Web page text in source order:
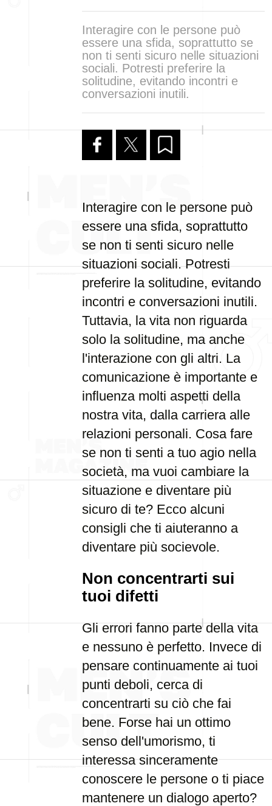
Interagire con le persone può
essere una sfida, soprattutto se
non ti senti sicuro nelle situazioni
sociali. Potresti preferire la
solitudine, evitando incontri e
conversazioni inutili.
Interagire con le persone può
essere una sfida, soprattutto
se non ti senti sicuro nelle
situazioni sociali. Potresti
preferire la solitudine, evitando
incontri e conversazioni inutili.
Tuttavia, la vita non riguarda
solo la solitudine, ma anche
l'interazione con gli altri. La
comunicazione è importante e
influenza molti aspetti della
nostra vita, dalla carriera alle
relazioni personali. Cosa fare
se non ti senti a tuo agio nella
società, ma vuoi cambiare la
situazione e diventare più
sicuro di te? Ecco alcuni
consigli che ti aiuteranno a
diventare più socievole.
Non concentrarti sui
tuoi difetti
Gli errori fanno parte della vita
e nessuno è perfetto. Invece di
pensare continuamente ai tuoi
punti deboli, cerca di
concentrarti su ciò che fai
bene. Forse hai un ottimo
senso dell'umorismo, ti
interessa sinceramente
conoscere le persone o ti piace
mantenere un dialogo aperto?